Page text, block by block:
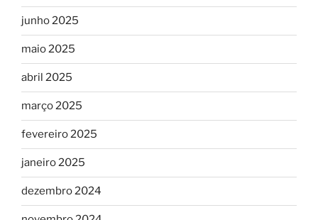
junho 2025
maio 2025
abril 2025
março 2025
fevereiro 2025
janeiro 2025
dezembro 2024